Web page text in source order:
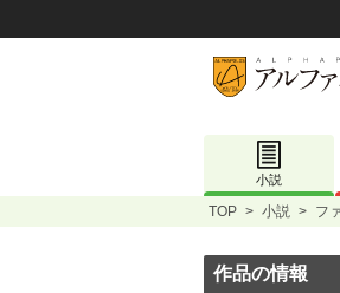
小説
TOP > 小説 > フ
作品の情報